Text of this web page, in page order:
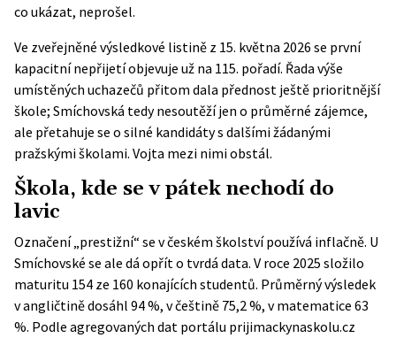
co ukázat, neprošel.
Ve zveřejněné výsledkové listině z 15. května 2026 se první
kapacitní nepřijetí objevuje už na 115. pořadí. Řada výše
umístěných uchazečů přitom dala přednost ještě prioritnější
škole; Smíchovská tedy nesoutěží jen o průměrné zájemce,
ale přetahuje se o silné kandidáty s dalšími žádanými
pražskými školami. Vojta mezi nimi obstál.
Škola, kde se v pátek nechodí do
lavic
Označení „prestižní“ se v českém školství používá inflačně. U
Smíchovské se ale dá opřít o tvrdá data. V roce 2025 složilo
maturitu 154 ze 160 konajících studentů. Průměrný výsledek
v angličtině dosáhl 94 %, v češtině 75,2 %, v matematice 63
%. Podle agregovaných dat portálu prijimackynaskolu.cz